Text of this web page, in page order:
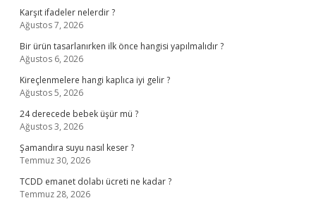
Karşıt ifadeler nelerdir ?
Ağustos 7, 2026
Bir ürün tasarlanırken ilk önce hangisi yapılmalıdır ?
Ağustos 6, 2026
Kireçlenmelere hangi kaplıca iyi gelir ?
Ağustos 5, 2026
24 derecede bebek üşür mü ?
Ağustos 3, 2026
Şamandıra suyu nasıl keser ?
Temmuz 30, 2026
TCDD emanet dolabı ücreti ne kadar ?
Temmuz 28, 2026